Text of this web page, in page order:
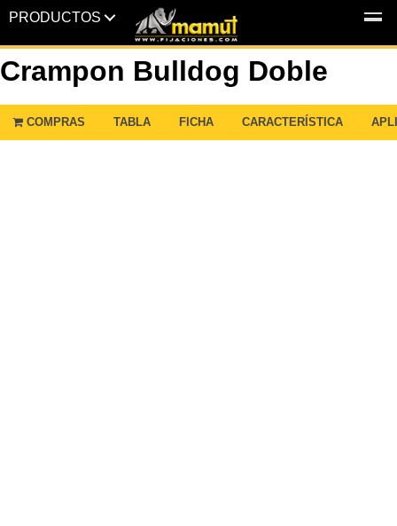
PRODUCTOS
MENU
Crampon Bulldog Doble
COMPRAS TABLA FICHA CARACTERÍSTICA